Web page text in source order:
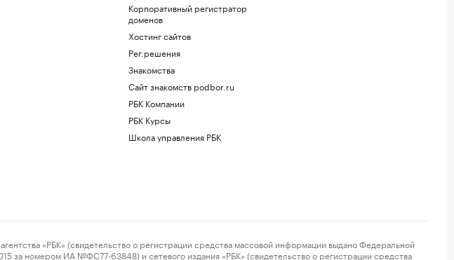
Корпоративный регистратор
доменов
Хостинг сайтов
Рег.решения
Знакомства
Сайт знакомств podbor.ru
РБК Компании
РБК Курсы
Школа управления РБК
«РБК» (свидетельство о регистрации средства массовой информации выдано Федеральной
за номером ИА №ФС77-63848) и сетевого издания «РБК» (свидетельство о регистрации средства